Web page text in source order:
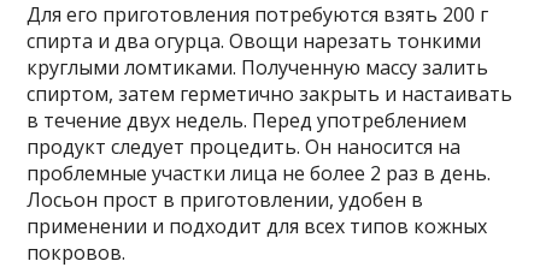
Для его приготовления потребуются взять 200 г
спирта и два огурца. Овощи нарезать тонкими
круглыми ломтиками. Полученную массу залить
спиртом, затем герметично закрыть и настаивать
в течение двух недель. Перед употреблением
продукт следует процедить. Он наносится на
проблемные участки лица не более 2 раз в день.
Лосьон прост в приготовлении, удобен в
применении и подходит для всех типов кожных
покровов.